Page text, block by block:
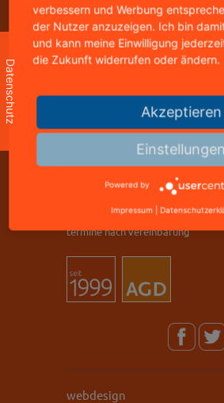
mediastyle werbeagentur
inhaber: jürgen stündl
buchbindergasse 4
95326 kulmbach
freecall: 0800 8288800
telefax: +49 9221 823502
info@mediastyle.de
www.@mediastyle.de
office mo-fr 11.00 - 17.00 uhr
termine nach vereinbarung
webdesign
Datenschutz
verbessern und Werbung
der Nutzer anzuzeigen. Ich bin
und kann meine Einwilligung
die Zukunft widerrufen oder ändern.
Akzeptieren
Einstellungen
Powered by
Impressum